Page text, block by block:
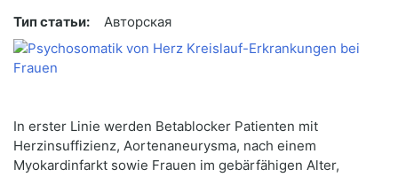
Тип статьи: Авторская
In erster Linie werden Betablocker Patienten mit
Herzinsuffizienz, Aortenaneurysma, nach einem
Myokardinfarkt sowie Frauen im gebärfähigen Alter,